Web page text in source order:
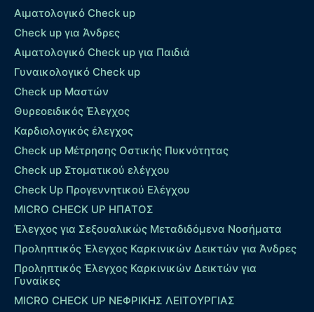
Αιματολογικό Check up
Check up για Άνδρες
Αιματολογικό Check up για Παιδιά
Γυναικολογικό Check up
Check up Μαστών
Θυρεοειδικός Έλεγχος
Καρδιολογικός έλεγχος
Check up Mέτρησης Οστικής Πυκνότητας
Check up Στοματικού ελέγχου
Check Up Προγεννητικού Ελέγχου
MICRO CHECK UP HΠΑΤΟΣ
Έλεγχος για Σεξουαλικώς Μεταδιδόμενα Νοσήματα
Προληπτικός Έλεγχος Καρκινικών Δεικτών για Άνδρες
Προληπτικός Έλεγχος Καρκινικών Δεικτών για
Γυναίκες
MICRO CHECK UP ΝΕΦΡΙΚΗΣ ΛΕΙΤΟΥΡΓΙΑΣ